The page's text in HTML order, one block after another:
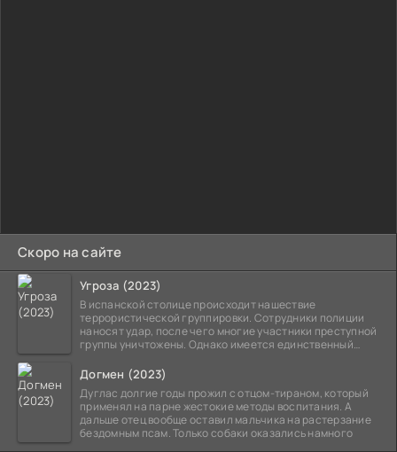
Скоро на сайте
Угроза (2023)
В испанской столице происходит нашествие
террористической группировки. Сотрудники полиции
наносят удар, после чего многие участники преступной
группы уничтожены. Однако имеется единственный
Догмен (2023)
Дуглас долгие годы прожил с отцом-тираном, который
применял на парне жестокие методы воспитания. А
дальше отец вообще оставил мальчика на растерзание
бездомным псам. Только собаки оказались намного